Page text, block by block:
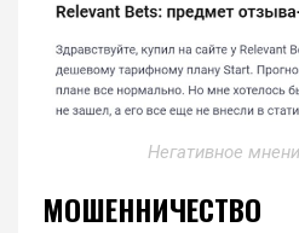
Негативное
МОШЕННИЧЕСТВО